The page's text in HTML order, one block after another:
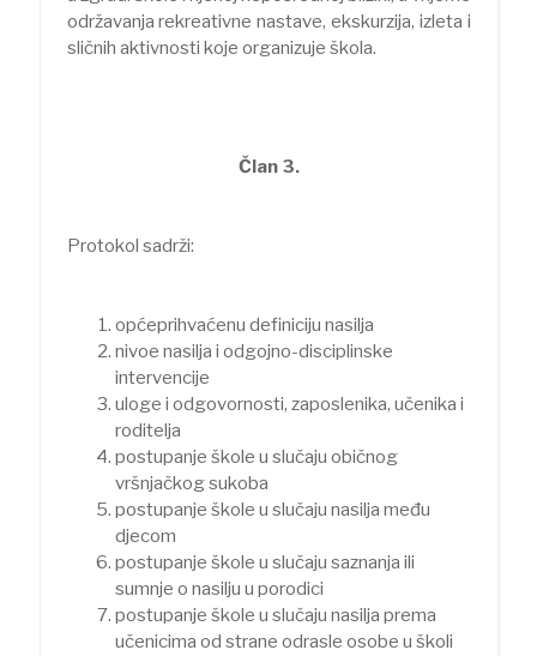
održavanja rekreativne nastave, ekskurzija, izleta i
sličnih aktivnosti koje organizuje škola.
Član 3.
Protokol sadrži:
općeprihvaćenu definiciju nasilja
nivoe nasilja i odgojno-disciplinske
intervencije
uloge i odgovornosti, zaposlenika, učenika i
roditelja
postupanje škole u slučaju običnog
vršnjačkog sukoba
postupanje škole u slučaju nasilja među
djecom
postupanje škole u slučaju saznanja ili
sumnje o nasilju u porodici
postupanje škole u slučaju nasilja prema
učenicima od strane odrasle osobe u školi